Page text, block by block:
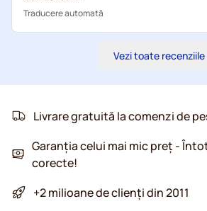
Traducere automată
Vezi toate recenziile
Livrare gratuită la comenzi de
Garanția celui mai mic preț -
corecte!
+2 milioane de clienți din 2011